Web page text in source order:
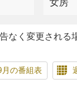
女房
なく変更される
月の番組表